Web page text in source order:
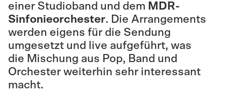
einer Studioband und dem MDR-
Sinfonieorchester. Die Arrangements
werden eigens für die Sendung
umgesetzt und live aufgeführt, was
die Mischung aus Pop, Band und
Orchester weiterhin sehr interessant
macht.